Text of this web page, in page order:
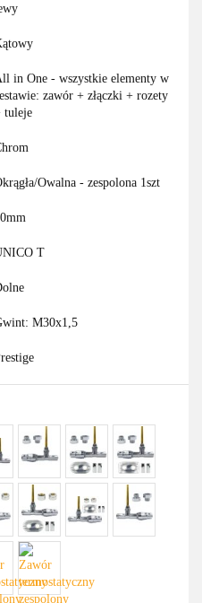
in One - wszystkie elementy w
zawór + złączki + rozety
tuleje
Owalna - zespolona 1szt
T
M30x1,5